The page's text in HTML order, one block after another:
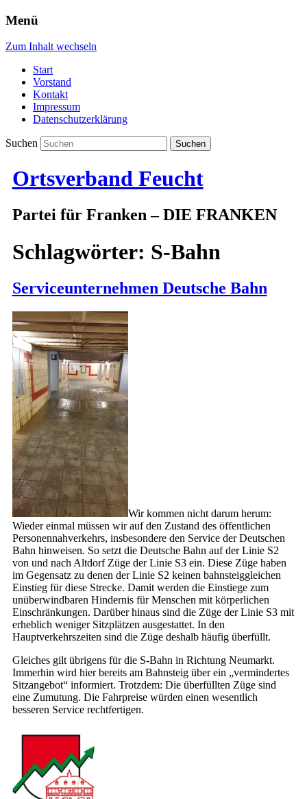
Menü
Zum Inhalt wechseln
Start
Vorstand
Kontakt
Impressum
Datenschutzerklärung
Suchen
Ortsverband Feucht
Partei für Franken – DIE FRANKEN
Schlagwörter: S-Bahn
Serviceunternehmen Deutsche Bahn
Wir kommen nicht darum herum:
Wieder einmal müssen wir auf den Zustand des öffentlichen
Personennahverkehrs, insbesondere den Service der Deutschen
Bahn hinweisen. So setzt die Deutsche Bahn auf der Linie S2
von und nach Altdorf Züge der Linie S3 ein. Diese Züge haben
im Gegensatz zu denen der Linie S2 keinen bahnsteiggleichen
Einstieg für diese Strecke. Damit werden die Einstiege zum
unüberwindbaren Hindernis für Menschen mit körperlichen
Einschränkungen. Darüber hinaus sind die Züge der Linie S3 mit
erheblich weniger Sitzplätzen ausgestattet. In den
Hauptverkehrszeiten sind die Züge deshalb häufig überfüllt.
Gleiches gilt übrigens für die S-Bahn in Richtung Neumarkt.
Immerhin wird hier bereits am Bahnsteig über ein „vermindertes
Sitzangebot“ informiert. Trotzdem: Die überfüllten Züge sind
eine Zumutung. Die Fahrpreise würden einen wesentlich
besseren Service rechtfertigen.